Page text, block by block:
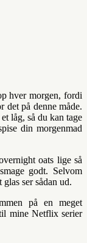
hver morgen, fordi
det på denne måde.
låg, så du kan tage
din morgenmad
oats lige så
godt. Selvom
ser sådan ud.
på en meget
mine Netflix serier